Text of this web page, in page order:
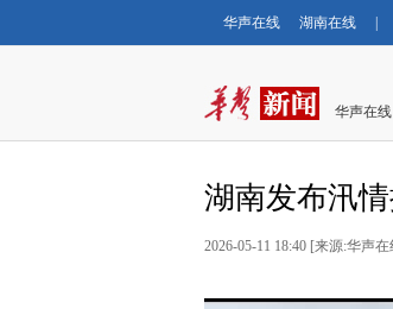
华声在线 湖南在线
华声在线
湖南发布汛
2026-05-11 18:40 [来源:华声在